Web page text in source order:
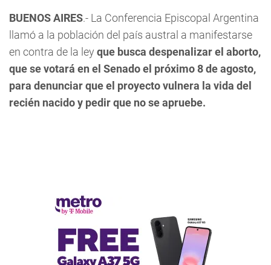
BUENOS AIRES.- La Conferencia Episcopal Argentina
llamó a la población del país austral a manifestarse
en contra de la ley que busca despenalizar el aborto,
que se votará en el Senado el próximo 8 de agosto,
para denunciar que el proyecto vulnera la vida del
recién nacido y pedir que no se apruebe.